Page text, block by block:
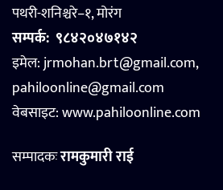
पथरी-शनिश्चरे–१, मोरंग
सम्पर्क: ९८४२०४७१४२
इमेल: jrmohan.brt@gmail.com,
pahiloonline@gmail.com
वेबसाइट:www.pahiloonline.com
सम्पादकःरामकुमारी राई